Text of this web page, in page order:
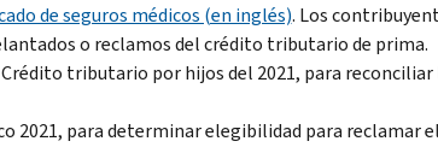
de seguros médicos (en inglés). Los
o reclamos del crédito tributario de prima.
tributario por hijos del 2021, para reconciliar
2021, para determinar elegibilidad para reclamar el